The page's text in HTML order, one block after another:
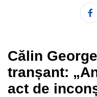
Călin
tranșant:
act de